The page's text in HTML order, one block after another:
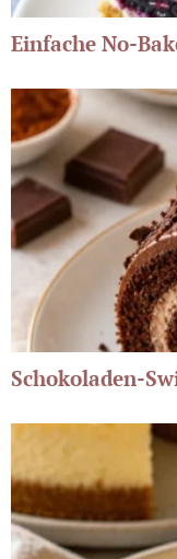
Einfache No-
Schokoladen-